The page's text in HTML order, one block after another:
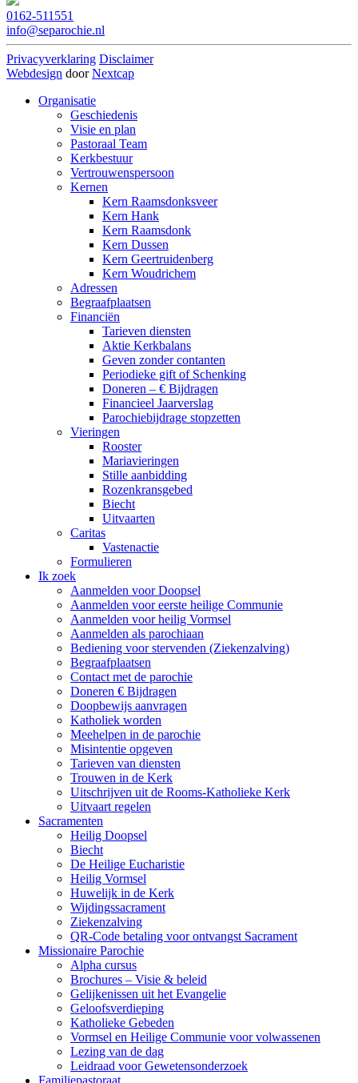
0162-511551
info@separochie.nl
Privacyverklaring Disclaimer
Webdesign doorNextcap
Organisatie
Geschiedenis
Visie en plan
Pastoraal Team
Kerkbestuur
Vertrouwenspersoon
Kernen
Kern Raamsdonksveer
Kern Hank
Kern Raamsdonk
Kern Dussen
Kern Geertruidenberg
Kern Woudrichem
Adressen
Begraafplaatsen
Financiën
Tarieven diensten
Aktie Kerkbalans
Geven zonder contanten
Periodieke gift of Schenking
Doneren – € Bijdragen
Financieel Jaarverslag
Parochiebijdrage stopzetten
Vieringen
Rooster
Mariavieringen
Stille aanbidding
Rozenkransgebed
Biecht
Uitvaarten
Caritas
Vastenactie
Formulieren
Ik zoek
Aanmelden voor Doopsel
Aanmelden voor eerste heilige Communie
Aanmelden voor heilig Vormsel
Aanmelden als parochiaan
Bediening voor stervenden (Ziekenzalving)
Begraafplaatsen
Contact met de parochie
Doneren € Bijdragen
Doopbewijs aanvragen
Katholiek worden
Meehelpen in de parochie
Misintentie opgeven
Tarieven van diensten
Trouwen in de Kerk
Uitschrijven uit de Rooms-Katholieke Kerk
Uitvaart regelen
Sacramenten
Heilig Doopsel
Biecht
De Heilige Eucharistie
Heilig Vormsel
Huwelijk in de Kerk
Wijdingssacrament
Ziekenzalving
QR-Code betaling voor ontvangst Sacrament
Missionaire Parochie
Alpha cursus
Brochures – Visie & beleid
Gelijkenissen uit het Evangelie
Geloofsverdieping
Katholieke Gebeden
Vormsel en Heilige Communie voor volwassenen
Lezing van de dag
Leidraad voor Gewetensonderzoek
Familiepastoraat